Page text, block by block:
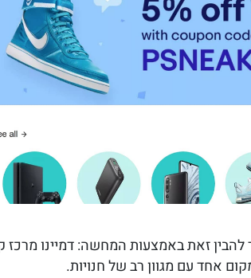
זאת באמצעות המחשה: דמיינו מרכז
אחד עם מגוון רב של חנויות.